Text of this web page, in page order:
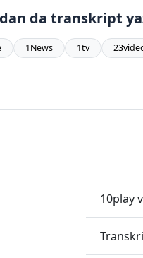
da transkript
1News 1tv
10play